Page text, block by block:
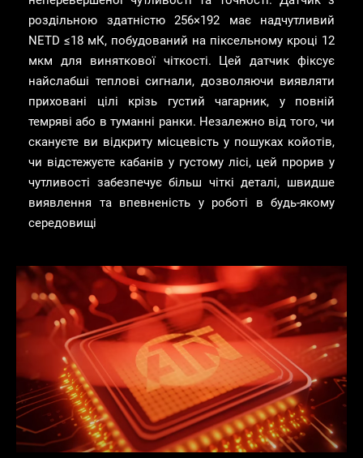
роздільною здатністю 256×192 має надчутливий
NETD ≤18 мК, побудований на піксельному кроці 12
мкм для виняткової чіткості. Цей датчик фіксує
найслабші теплові сигнали, дозволяючи виявляти
приховані цілі крізь густий чагарник, у повній
темряві або в туманні ранки. Незалежно від того, чи
скануєте ви відкриту місцевість у пошуках койотів,
чи відстежуєте кабанів у густому лісі, цей прорив у
чутливості забезпечує більш чіткі деталі, швидше
виявлення та впевненість у роботі в будь-якому
середовищі